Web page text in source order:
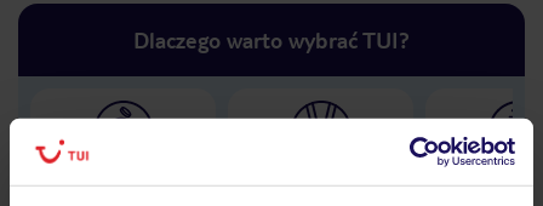
Dlaczego warto wybrać TUI?
podróży w Polsce
30 lat w